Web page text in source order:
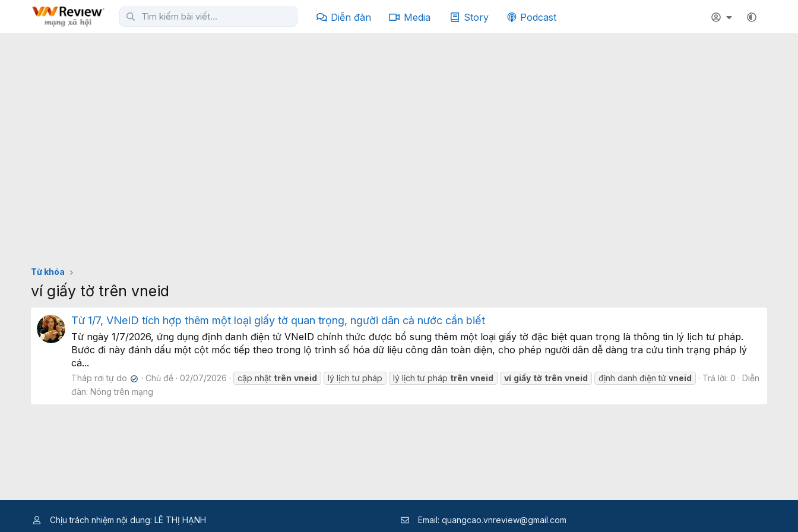
Diễn đàn Media Story Podcast
Từ khóa
ví giấy tờ trên vneid
Từ 1/7, VNeID tích hợp thêm một loại giấy tờ quan trọng, người dân cả nước cần biết
Từ ngày 1/7/2026, ứng dụng định danh điện tử VNeID chính thức được bổ sung thêm một loại giấy tờ đặc biệt quan trọng là thông tin lý lịch tư pháp.
Bước đi này đánh dấu một cột mốc tiếp theo trong lộ trình số hóa dữ liệu công dân toàn diện, cho phép người dân dễ dàng tra cứu tình trạng pháp lý
cá...
Tháp rơi tự do ✔ Chủ đề 02/07/2026 cập nhật trên vneid lý lịch tư pháp lý lịch tư pháp trên vneid ví giấy tờ trên vneid định danh điện tửvneid Trả lời: 0
Diễn
đàn: Nóng trên mạng
Chịu trách nhiệm nội dung: LÊ THỊ HẠNH Email: quangcao.vnreview@gmail.com